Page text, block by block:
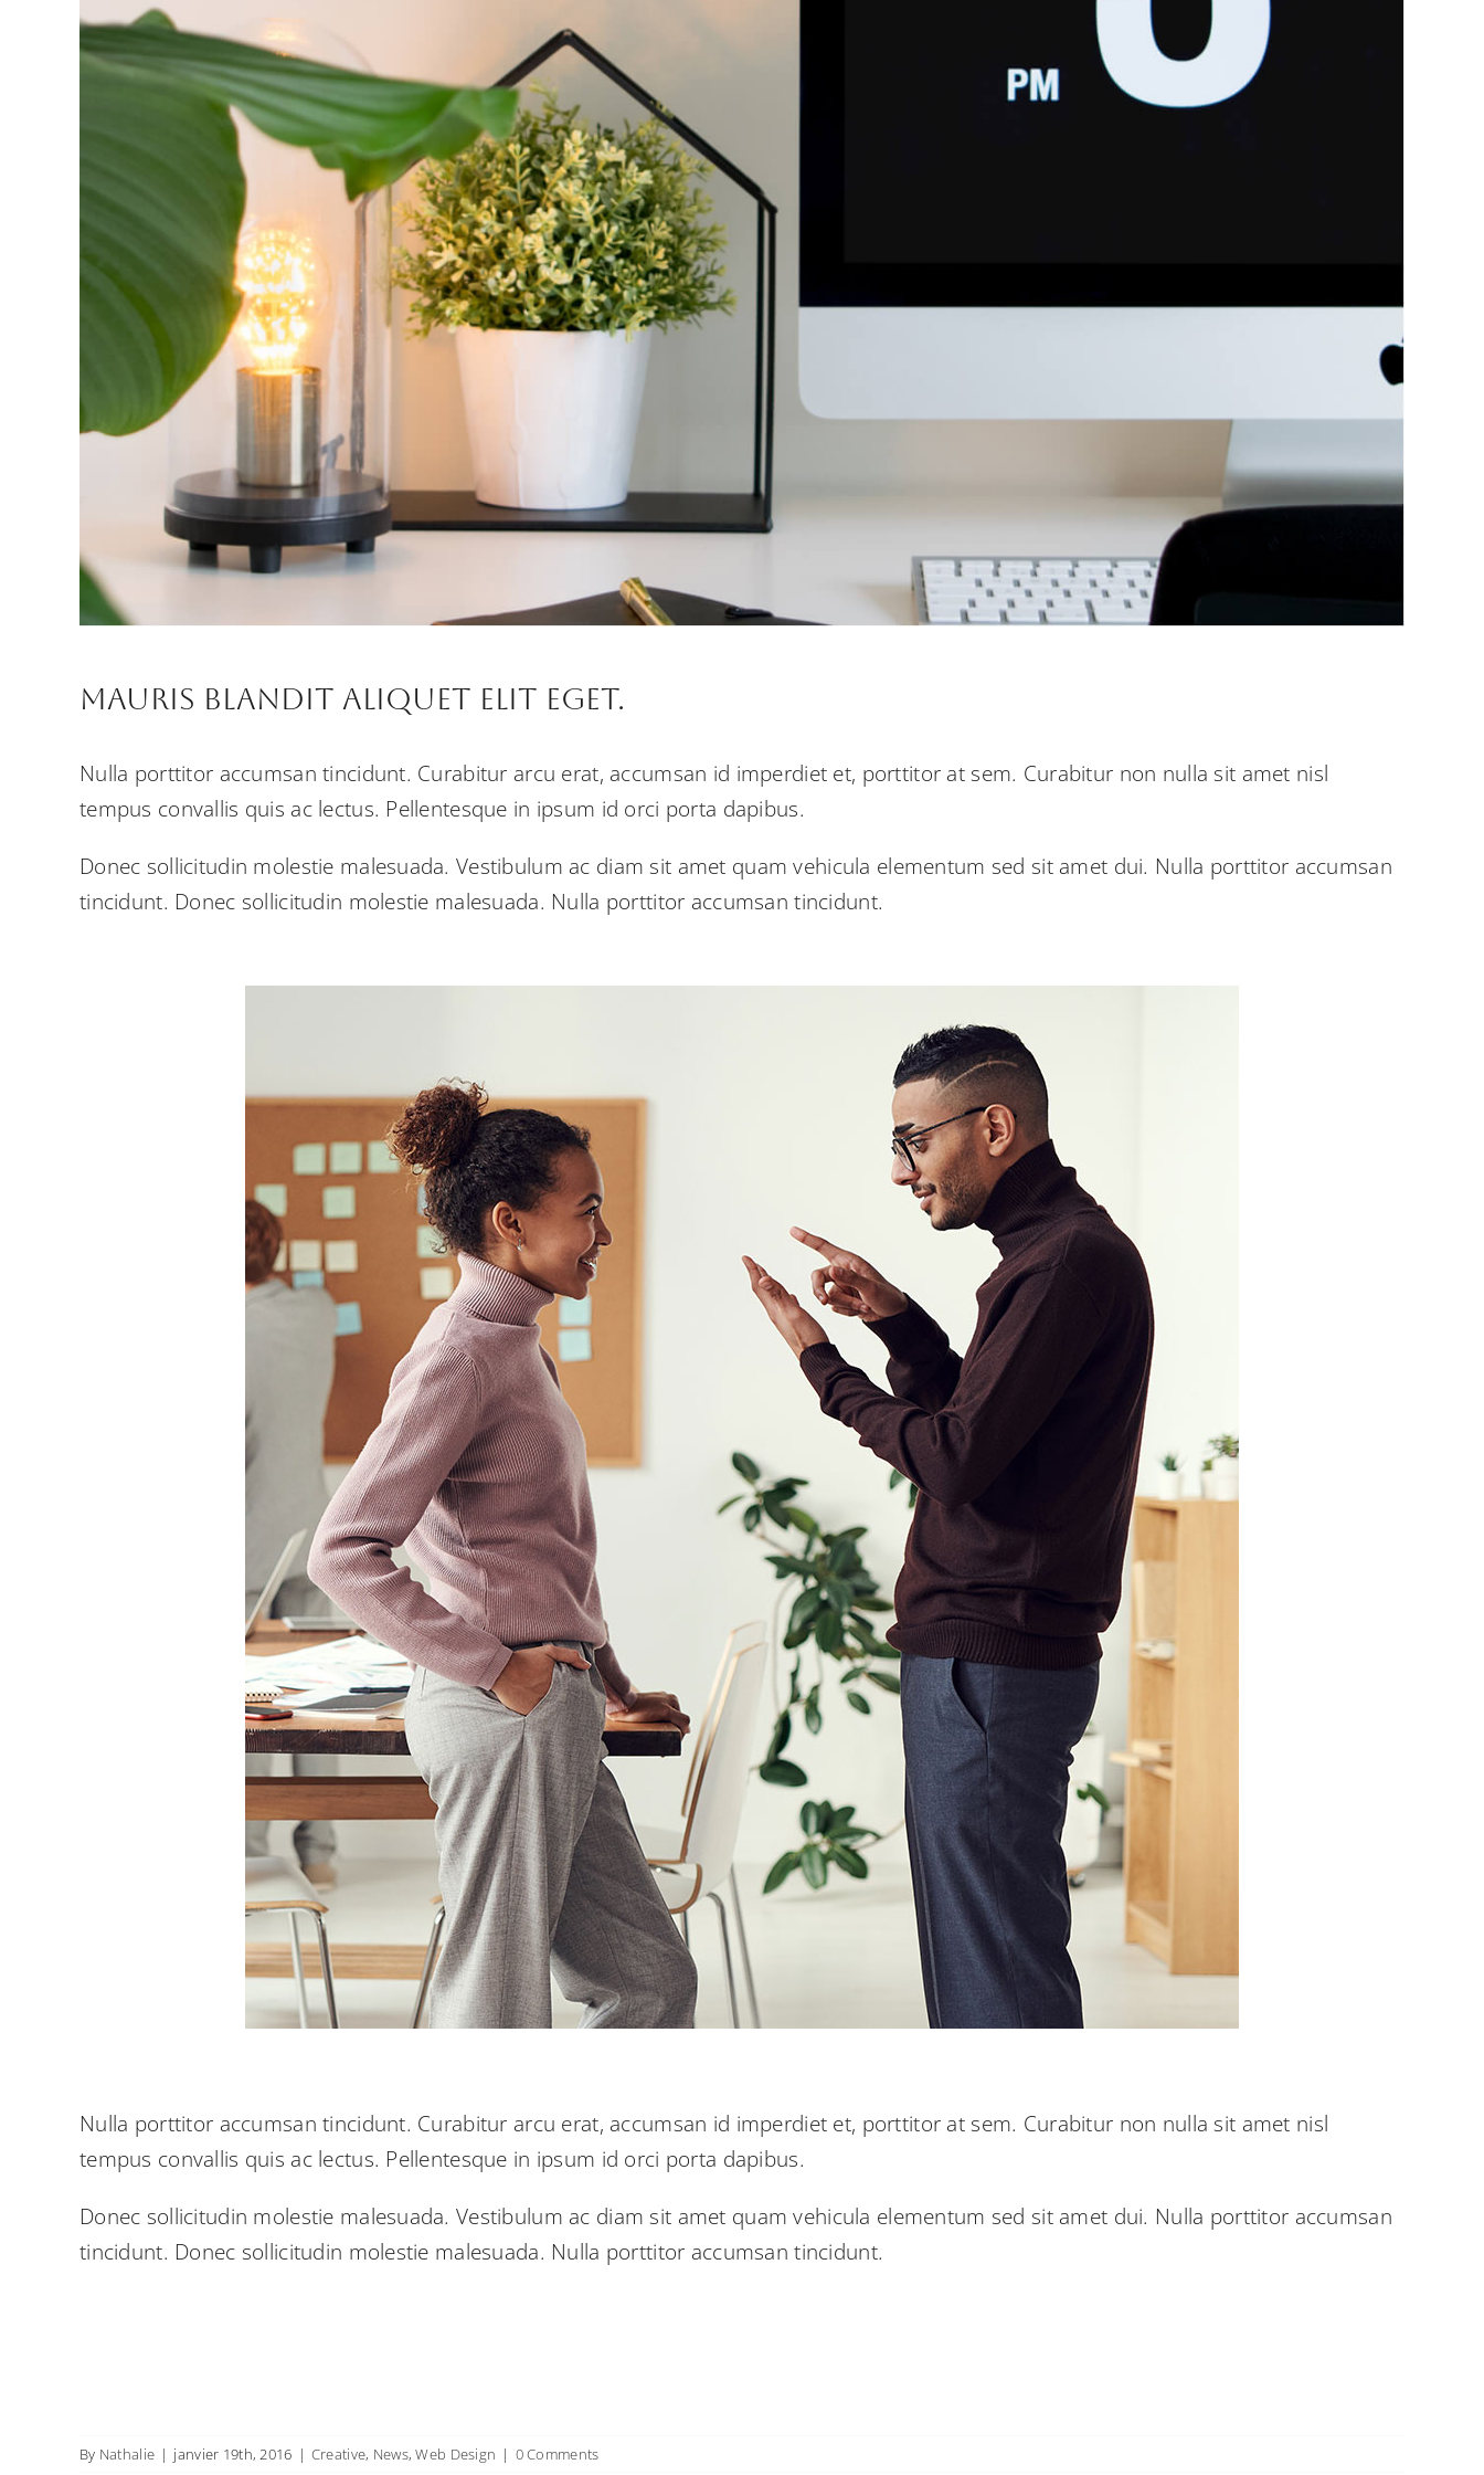
Mauris Blandit Aliquet Elit Eget.
Nulla porttitor accumsan tincidunt. Curabitur arcu erat, accumsan id imperdiet et, porttitor at sem. Curabitur non nulla sit amet nisl
tempus convallis quis ac lectus. Pellentesque in ipsum id orci porta dapibus.
Donec sollicitudin molestie malesuada. Vestibulum ac diam sit amet quam vehicula elementum sed sit amet dui. Nulla porttitor accumsan
tincidunt. Donec sollicitudin molestie malesuada. Nulla porttitor accumsan tincidunt.
Nulla porttitor accumsan tincidunt. Curabitur arcu erat, accumsan id imperdiet et, porttitor at sem. Curabitur non nulla sit amet nisl
tempus convallis quis ac lectus. Pellentesque in ipsum id orci porta dapibus.
Donec sollicitudin molestie malesuada. Vestibulum ac diam sit amet quam vehicula elementum sed sit amet dui. Nulla porttitor accumsan
tincidunt. Donec sollicitudin molestie malesuada. Nulla porttitor accumsan tincidunt.
By Nathalie | janvier 19th, 2016 | Creative, News,Web Design | 0 Comments